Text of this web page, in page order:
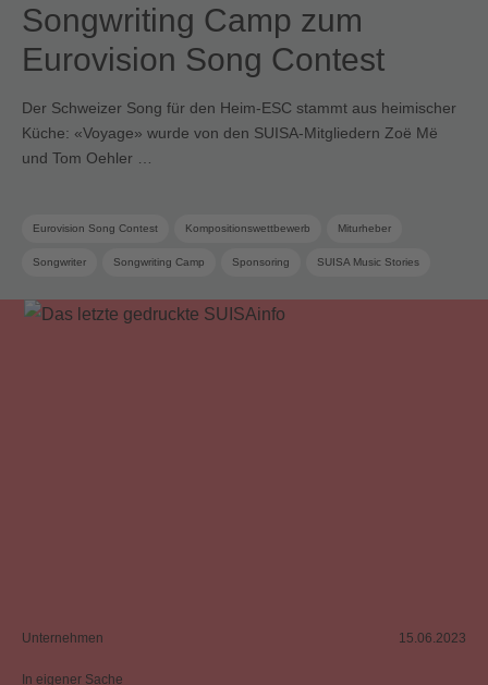
Songwriting Camp zum
Eurovision Song Contest
Der Schweizer Song für den Heim-ESC stammt aus heimischer
Küche: «Voyage» wurde von den SUISA-Mitgliedern Zoë Më
und Tom Oehler …
Eurovision Song Contest Kompositionswettbewerb Miturheber
Songwriter Songwriting Camp Sponsoring SUISA Music Stories
Unternehmen 15.06.2023
In eigener Sache